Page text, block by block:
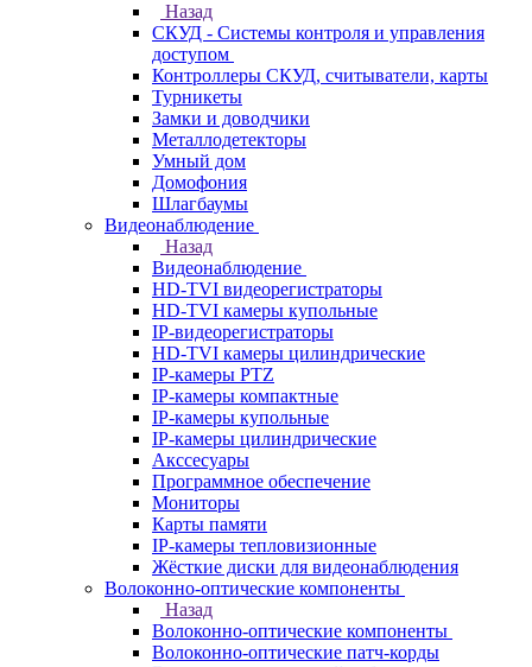
Назад
СКУД - Системы контроля и управления
доступом
Контроллеры СКУД, считыватели, карты
Турникеты
Замки и доводчики
Металлодетекторы
Умный дом
Домофония
Шлагбаумы
Видеонаблюдение
Назад
Видеонаблюдение
HD-TVI видеорегистраторы
HD-TVI камеры купольные
IP-видеорегистраторы
HD-TVI камеры цилиндрические
IP-камеры PTZ
IP-камеры компактные
IP-камеры купольные
IP-камеры цилиндрические
Акссесуары
Программное обеспечение
Мониторы
Карты памяти
IP-камеры тепловизионные
Жёсткие диски для видеонаблюдения
Волоконно-оптические компоненты
Назад
Волоконно-оптические компоненты
Волоконно-оптические патч-корды